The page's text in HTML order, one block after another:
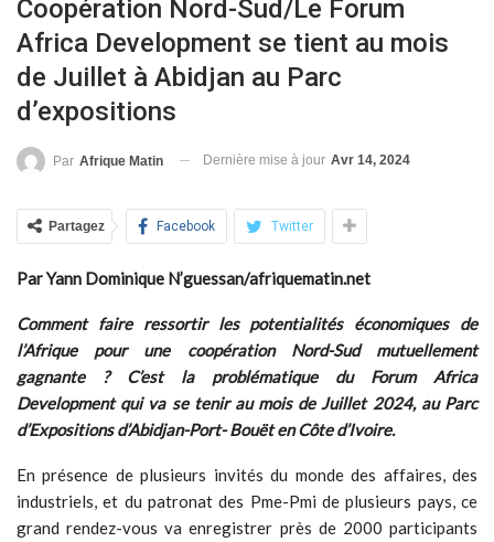
Coopération Nord-Sud/Le Forum
Africa Development se tient au mois
de Juillet à Abidjan au Parc
d’expositions
Par Afrique Matin Dernière mise à jour Avr 14, 2024
Partagez Facebook Twitter
Par Yann Dominique N’guessan/afriquematin.net
Comment faire ressortir les potentialités économiques de
l’Afrique pour une coopération Nord-Sud mutuellement
gagnante ? C’est la problématique du Forum Africa
Development qui va se tenir au mois de Juillet 2024, au Parc
d’Expositions d’Abidjan-Port- Bouët en Côte d’Ivoire.
En présence de plusieurs invités du monde des affaires, des
industriels, et du patronat des Pme-Pmi de plusieurs pays, ce
grand rendez-vous va enregistrer près de 2000 participants